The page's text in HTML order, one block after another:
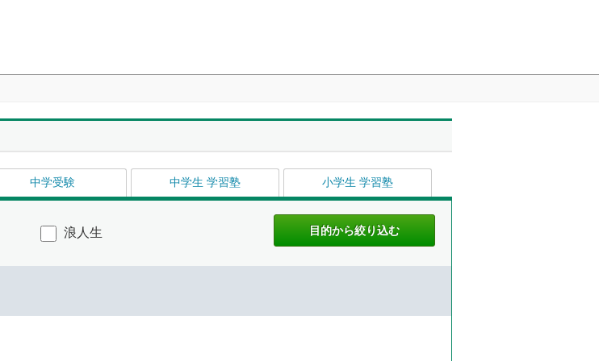
中学受験 中学生 学習塾 小学生 学習塾
浪人生